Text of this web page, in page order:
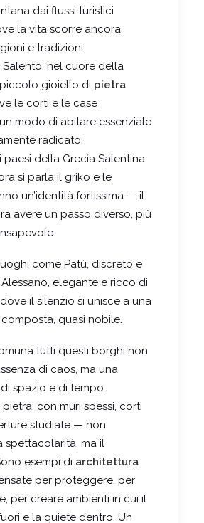
dai flussi turistici
la vita scorre ancora
e tradizioni.
, nel cuore della
gioiello di pietra
le corti e le case
modo di abitare essenziale
radicato.
paesi della Grecìa Salentina
si parla il griko e le
un’identità fortissima — il
avere un passo diverso, più
come Patù, discreto e
Alessano, elegante e ricco di
il silenzio si unisce a una
quasi nobile.
tutti questi borghi non
di caos, ma una
spazio e di tempo.
con muri spessi, corti
studiate — non
spettacolarità, ma il
esempi di architettura
per proteggere, per
per creare ambienti in cui il
e la quiete dentro. Un